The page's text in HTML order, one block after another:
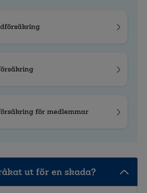
för medlemmar
ut för en skada?